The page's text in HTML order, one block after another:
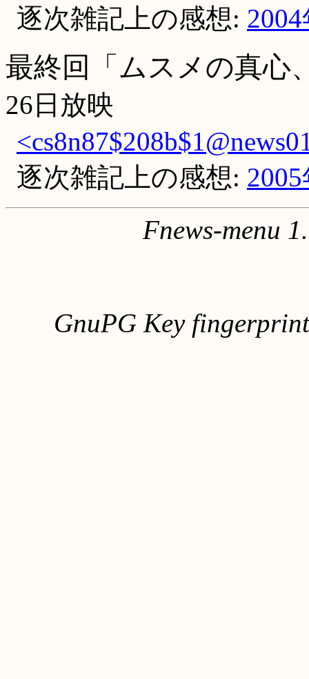
逐次雑記上の感想:
最終回「ムスメの真心
26日放映
逐次雑記上の感想:
Fnews-menu
GnuPG Key